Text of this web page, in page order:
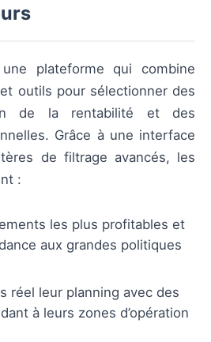
plateforme qui combine
outils pour sélectionner des
de la rentabilité et des
Grâce à une interface
de filtrage avancés, les
:
les plus profitables et
aux grandes politiques
réel leur planning avec des
à leurs zones d’opération